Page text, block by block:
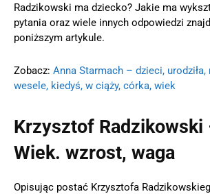
Radzikowski ma dziecko? Jakie ma
pytania oraz wiele innych odpowiedzi
poniższym artykule.
Zobacz: Anna Starmach – dzieci, urodziła,
wesele, kiedyś, w ciąży, córka, wiek
Krzysztof Radzikowski
Wiek. wzrost, waga
Opisując postać Krzysztofa